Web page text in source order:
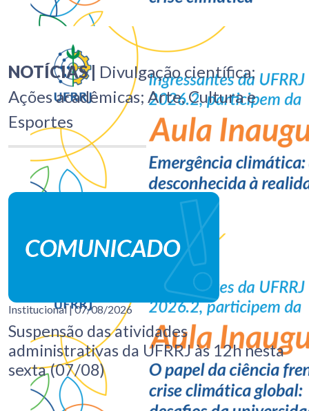
NOTÍCIAS | Divulgação científica;
Ações acadêmicas; Arte, Cultura e
Esportes
Institucional| 07/08/2026
Suspensão das atividades
administrativas da UFRRJ às 12h nesta
sexta (07/08)